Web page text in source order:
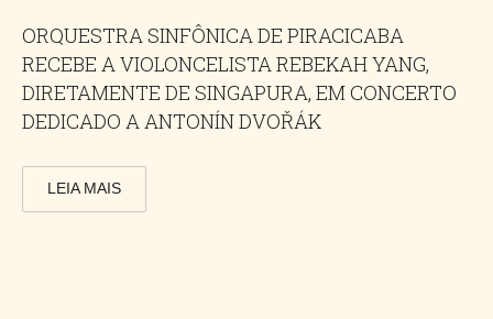
ORQUESTRA SINFÔNICA DE PIRACICABA
RECEBE A VIOLONCELISTA REBEKAH YANG,
DIRETAMENTE DE SINGAPURA, EM CONCERTO
DEDICADO A ANTONÍN DVOŘÁK
LEIA MAIS